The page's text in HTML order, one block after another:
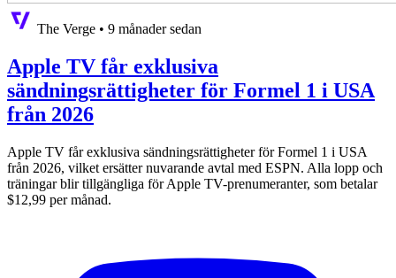
The Verge • 9 månader sedan
Apple TV får exklusiva
sändningsrättigheter för Formel 1 i USA
från 2026
Apple TV får exklusiva sändningsrättigheter för Formel 1 i USA
från 2026, vilket ersätter nuvarande avtal med ESPN. Alla lopp och
träningar blir tillgängliga för Apple TV-prenumeranter, som betalar
$12,99 per månad.